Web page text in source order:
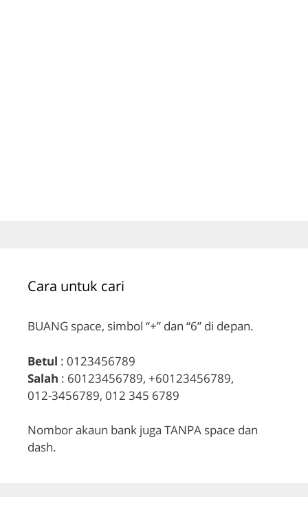
Cara untuk cari
BUANG space, simbol “+” dan “6” di depan.
Betul : 0123456789
Salah : 60123456789, +60123456789,
012-3456789, 012 345 6789
Nombor akaun bank juga TANPA space dan
dash.